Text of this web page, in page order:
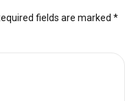
fields are marked *